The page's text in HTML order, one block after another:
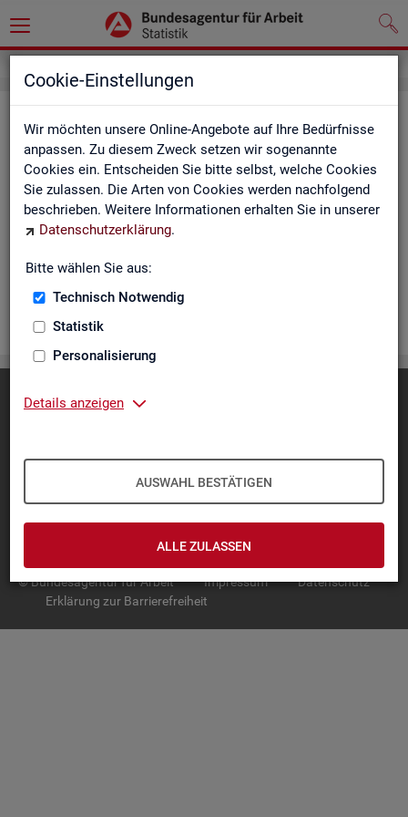
Cookie-Einstellungen
Wir möchten unsere Online-Angebote auf Ihre Bedürfnisse
anpassen. Zu diesem Zweck setzen wir sogenannte
Cookies ein. Entscheiden Sie bitte selbst, welche Cookies
Sie zulassen. Die Arten von Cookies werden nachfolgend
beschrieben. Weitere Informationen erhalten Sie in unserer
Datenschutzerklärung.
Bitte wählen Sie aus:
Technisch Notwendig
Statistik
Personalisierung
Details anzeigen
AUSWAHL BESTÄTIGEN
ALLE ZULASSEN
Rea­li­sier­te Kurz­ar­beit (hoch­ge­rech­
net) - Deutsch­land, Län­der, Re­gio­
nal­di­rek­tio­nen, Agen­tu­ren für Ar­beit
und Krei­se (Mo­nats­zah­len)
nen über Be­stand, Be­trie­be / Be­triebs­grö­ße, Kurz­ar­bei­ter­geld,
Kurz­ar­bei­ter­quo­te und wei­te­re Merk­ma­le.
IN­TER­AK­TI­VE STA­TIS­TI­KEN
GRUND­LA­GEN
© Bundesagentur für Arbeit Impressum
Datenschutz
Erklärung zur Barrierefreiheit